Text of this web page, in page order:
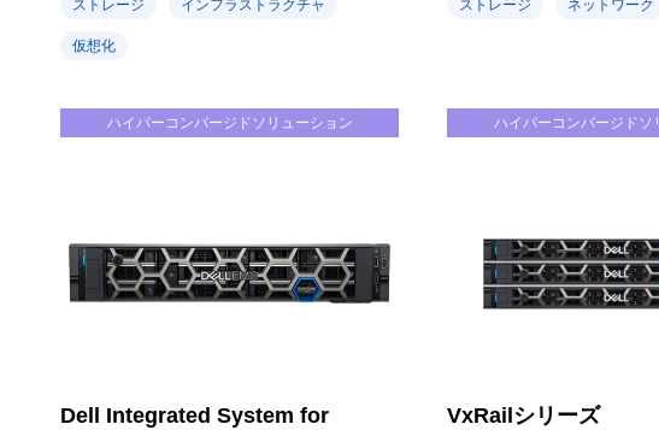
ストレージ インフラストラクチャ
仮想化
ストレージ ネットワーク
ハイパーコンバージドソリューション
Dell Integrated System for
ハイパーコンバージドソ
VxRailシリーズ